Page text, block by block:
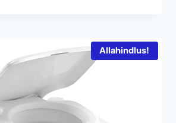
Allahindlus!